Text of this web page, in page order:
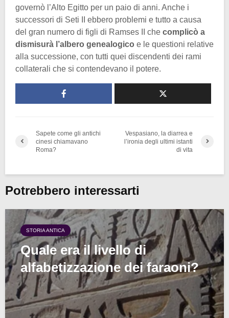
governò l’Alto Egitto per un paio di anni. Anche i
successori di Seti II ebbero problemi e tutto a causa
del gran numero di figli di Ramses II che complicò a
dismisurà l’albero genealogico e le questioni relative
alla successione, con tutti quei discendenti dei rami
collaterali che si contendevano il potere.
Sapete come gli antichi
cinesi chiamavano
Roma?
Vespasiano, la diarrea e
l’ironia degli ultimi istanti
di vita
Potrebbero interessarti
STORIA ANTICA
Quale era il livello di
alfabetizzazione dei faraoni?